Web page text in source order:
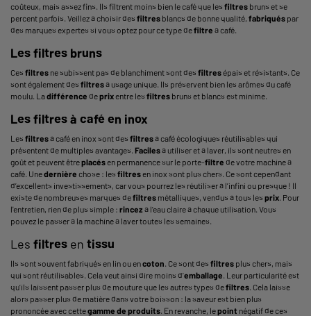
coûteux, mais assez fins. Ils filtrent moins bien le café que les filtres bruns et se
percent parfois. Veillez à choisir des filtres blancs de bonne qualité, fabriqués par
des marques expertes si vous optez pour ce type defiltre à café.
Lesfiltres bruns
Ces filtres ne subissent pas de blanchiment sont des filtresépais et résistants. Ce
sont également des filtresà usage unique. Ils préservent bien les arômes du café
moulu. Ladifférence deprixentre les filtres bruns et blancs est minime.
Lesfiltresà café en inox
Les filtresà café en inox sont des filtresà café écologiques réutilisables qui
présentent de multiples avantages. Facilesà utiliser et à laver, ils sont neutres en
goût et peuvent êtreplacésen permanence sur le porte-filtre de votre machine à
café . Unedernière chose : les filtresen inox sont plus chers. Ce sont cependant
d’excellents investissements, car vous pourrez les réutiliser à l’infini ou presque ! Il
existe de nombreuses marques defiltres métalliques, vendus à tous les prix . Pour
l'entretien, rien de plus simple : rincez à l’eau claire à chaque utilisation. Vous
pouvez le passer à la machine à laver toutes les semaines.
Les filtres en tissu
Ils sont souvent fabriqués en lin ou encoton . Ce sont des filtres plus chers, mais
qui sont réutilisables. Cela veut ainsi dire moins d’emballage . Leur particularité est
qu’ils laissent passer plus de mouture que les autres types defiltres . Cela laisse
alors passer plus de matière dans votre boisson : la saveur est bien plus
prononcée avec cettegamme de produits . En revanche, lepoint négatif de ces